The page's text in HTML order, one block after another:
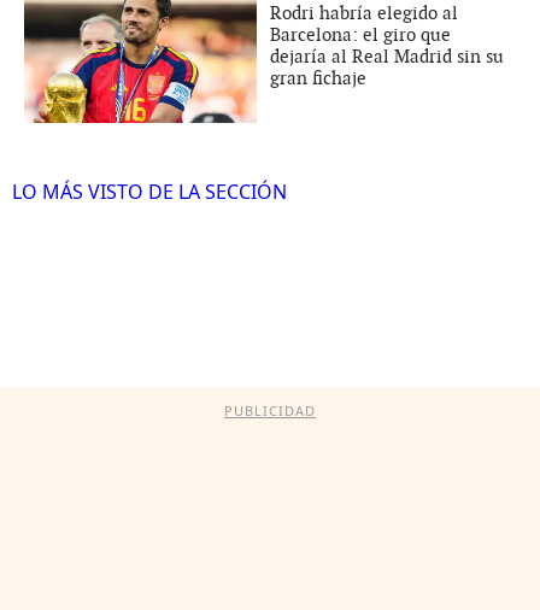
Rodri habría elegido al
Barcelona: el giro que
dejaría al Real Madrid sin su
gran fichaje
LO MÁS VISTO DE LA SECCIÓN
PUBLICIDAD